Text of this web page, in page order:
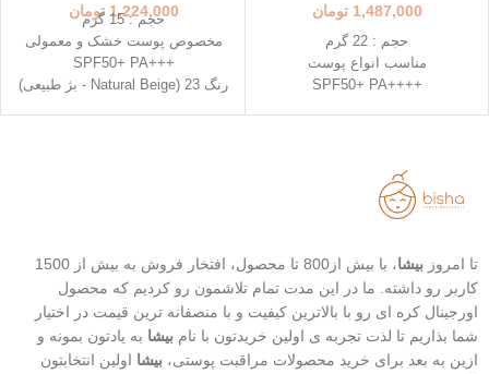
1,487,000 تومان
حجم : 22 گرم
مناسب انواع پوست
++++SPF50+ PA
تاریخ انقضاء : 2026/03/04
1,224,000 تومان
حجم : 15 گرم
مخصوص پوست خشک و معمولی
+++SPF50+ PA
رنگ 23 (Natural Beige - بژ طبیعی)
تا امروز بیشا
، با بیش از800 تا محصول، افتخار فروش به بیش از 1500
کاربر رو داشته. ما در این مدت تمام تلاشمون رو کردیم که محصول
اورجینال کره ای رو با بالاترین کیفیت و با منصفانه ترین قیمت در اختیار
شما بذاریم تا لذت تجربه ی اولین خریدتون با نام بیشا به یادتون بمونه و
ازین به بعد برای خرید محصولات مراقبت پوستی، بیشا اولین انتخابتون